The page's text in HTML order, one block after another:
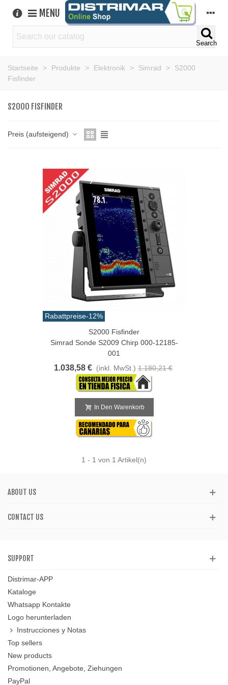
MENU
Search
Startseite > Produkte > Elektronik > Simrad >
S2000
Fisfinder
S2000 FISFINDER
Preis (aufsteigend)
Rabattpreise-12%
S2000 Fisfinder
Simrad Sonde S2009 Chirp 000-12185-
001
1.038,58 € (inkl. MwSt.) 1.180,21 €
In Den Warenkorb
1 - 1 von 1 Artikel(n)
ABOUT US
CONTACT US
SUPPORT
Distrimar-APP
Kataloge
Whatsapp Kontakte
Logo herunterladen
Instrucciones y Notas
Top sellers
New products
Promotionen, Angebote, Ziehungen
PayPal